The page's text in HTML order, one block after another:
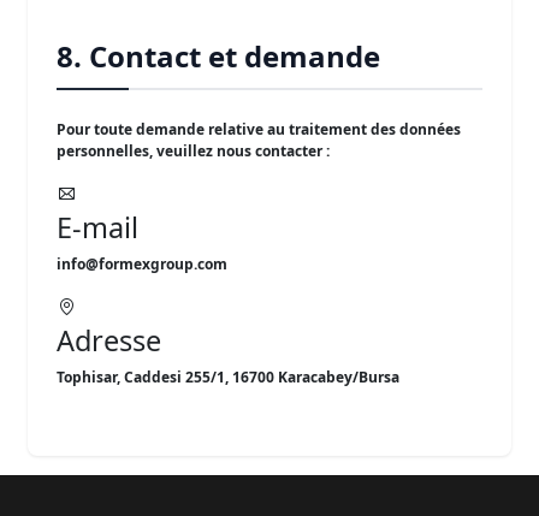
8. Contact et demande
Pour toute demande relative au traitement des données
personnelles, veuillez nous contacter :
E-mail
info@formexgroup.com
Adresse
Tophisar, Caddesi 255/1, 16700 Karacabey/Bursa